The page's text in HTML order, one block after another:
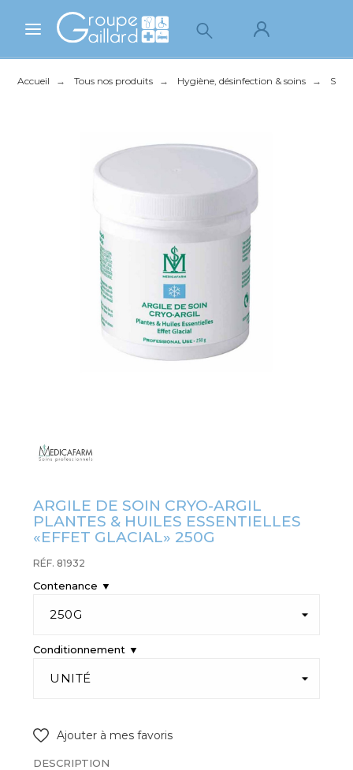
Accueil Tous nos produits Hygiène, désinfection & soins
ARGILE DE SOIN CRYO-ARGIL
PLANTES & HUILES ESSENTIELLES
«EFFET GLACIAL» 250G
RÉF. 81932
Contenance ▼
Conditionnement ▼
Ajouter à mes favoris
DESCRIPTION